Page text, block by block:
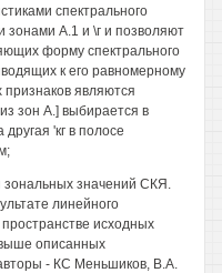
спектрального
зонами А.1 и \г и позволяют
форму спектрального
к его равномерному
являются
зон А.] выбирается в
'кг в полосе
значений СКЯ.
линейного
исходных
описанных
- КС Меньшиков, В.А.